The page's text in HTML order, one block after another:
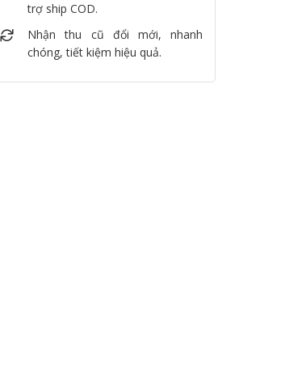
trợ ship COD.
Nhận thu cũ đổi mới, nhanh
chóng, tiết kiệm hiệu quả.